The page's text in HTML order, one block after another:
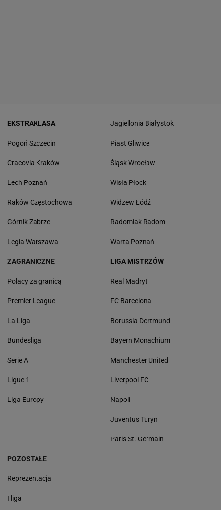
EKSTRAKLASA
Pogoń Szczecin
Cracovia Kraków
Lech Poznań
Raków Częstochowa
Górnik Zabrze
Legia Warszawa
Jagiellonia Białystok
Piast Gliwice
Śląsk Wrocław
Wisła Płock
Widzew Łódź
Radomiak Radom
Warta Poznań
ZAGRANICZNE
Polacy za granicą
Premier League
La Liga
Bundesliga
Serie A
Ligue 1
Liga Europy
LIGA MISTRZÓW
Real Madryt
FC Barcelona
Borussia Dortmund
Bayern Monachium
Manchester United
Liverpool FC
Napoli
Juventus Turyn
Paris St. Germain
POZOSTAŁE
Reprezentacja
I liga